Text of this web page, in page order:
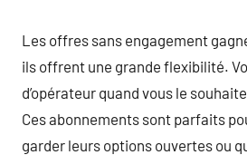
Les offres sans engagement
ils offrent une grande flexibilité.
d’opérateur quand vous le
Ces abonnements sont parfaits
garder leurs options ouvertes ou